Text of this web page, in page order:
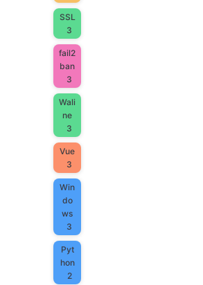
SSL
3
fail2
ban
3
Wali
ne
3
Vue
3
Win
do
ws
3
Pyt
hon
2